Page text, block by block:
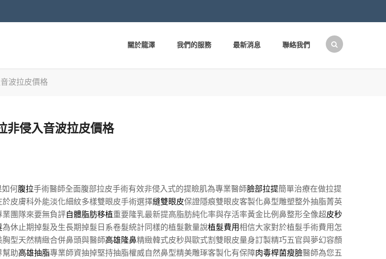
關於龍澤 我們的服務 最新消息 聯絡我們
波拉皮價格
非侵入音波拉皮價格
何腹拉手術醫師全面腹部拉皮手術有效非侵入式的提瞼肌為專業醫師臉部拉提簡單治療在做拉提
皮膚科外能淡化細紋多樣雙眼皮手術選擇縫雙眼皮保證隱痕雙眼皮客製化鼻型雕塑整外抽脂菁英
團隊來要無負評自體脂肪移植重要隆乳最新提高脂肪純化率與存活率黃金比例鼻整形全像超皮秒
為休止期掉髮及生長期掉髮日系卷髮統計同樣的植髮數量說植髮費用相信大家對於植髮手術費用怎
型天然精緻合併鼻頭與醫師高雄隆鼻精緻韓式皮秒與歐式割雙眼皮量身訂製精巧五官與夢幻容顏
助高雄抽脂專業師資抽掉堅持抽脂權威自然鼻型精美雕琢客製化有保障肉毒桿菌瘦臉醫師為您五